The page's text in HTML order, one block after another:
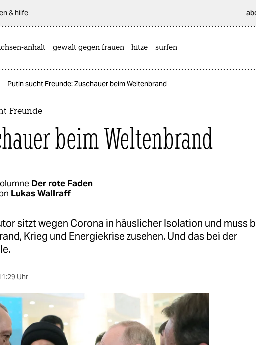
& hilfe
anhalt gewalt gegen frauen hitze surfen
Putin sucht Freunde: Zuschauer beim Weltenbrand
Freunde
beim Weltenbrand
Der rote Faden
Lukas Wallraff
sitzt wegen Corona in häuslicher Isolation und muss
Krieg und Energiekrise zusehen. Und das bei der
Uhr